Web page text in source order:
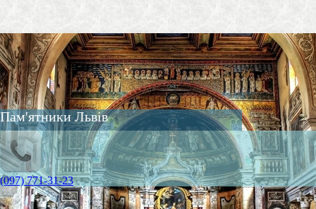
Пам'ятники Львів
(097) 771-31-23